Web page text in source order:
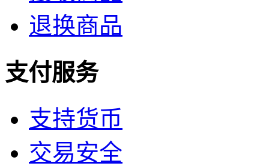
退换商品
支付服务
支持货币
交易安全